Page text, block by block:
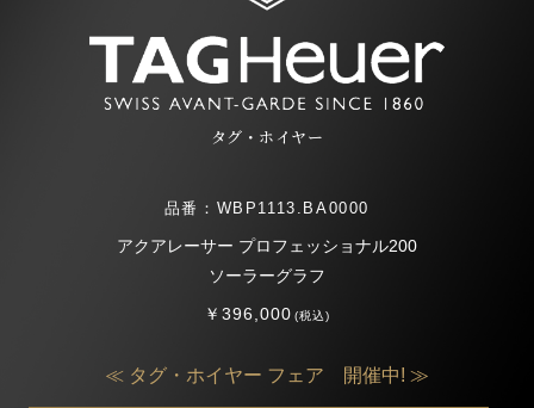
タグ・ホイヤー
品番：WBP1113.BA0000
アクアレーサー プロフェッショナル200
ソーラーグラフ
￥396,000(税込)
≪ タグ・ホイヤー フェア 開催中! ≫